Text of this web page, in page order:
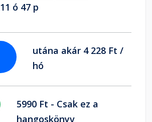
11 ó 47 p
utána akár 4 228 Ft /
hó
5990 Ft - Csak ez a
hangoskönyv